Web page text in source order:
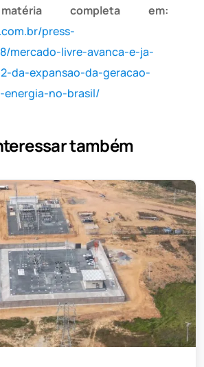
completa em:
press-
mercado-livre-avanca-e-ja-
da-expansao-da-geracao-
no-brasil/
também